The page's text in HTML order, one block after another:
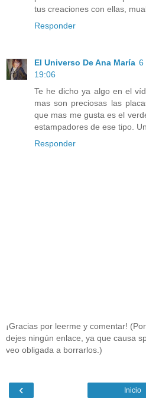
tus creaciones con ellas,
Responder
El Universo De Ana María 6
19:06
Te he dicho ya algo en el
mas son preciosas las
que mas me gusta es el
estampadores de ese tipo.
Responder
¡Gracias por leerme y comentar!
dejes ningún enlace, ya que causa
veo obligada a borrarlos.)
‹ Inicio